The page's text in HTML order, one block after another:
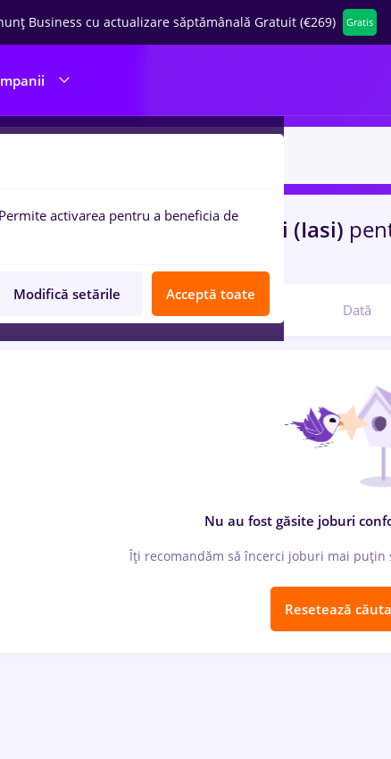
Business cu actualizare săptămânală Gratuit (€269) Gratis
de muncasofer bcein Iasi (Iasi)
Relevanță Dată
Nu au fost găsite joburi
Îți recomandăm să încerci joburi mai
Resetează
Permite activarea pentru a beneficia de
Modifică setările Acceptă toate